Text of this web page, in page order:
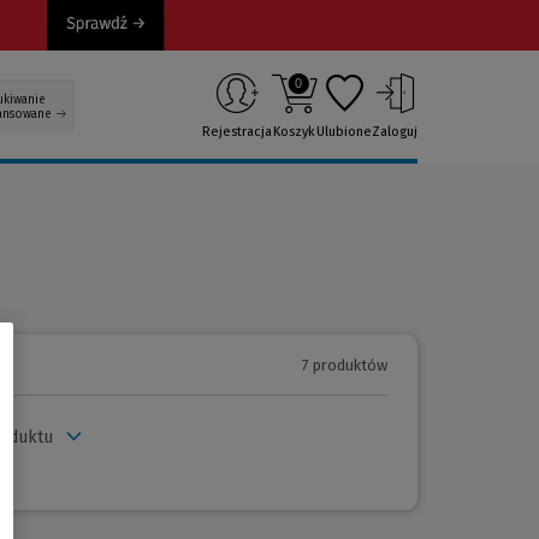
Rejestracja
0
KoszykUlubioneZaloguj
7 produktów